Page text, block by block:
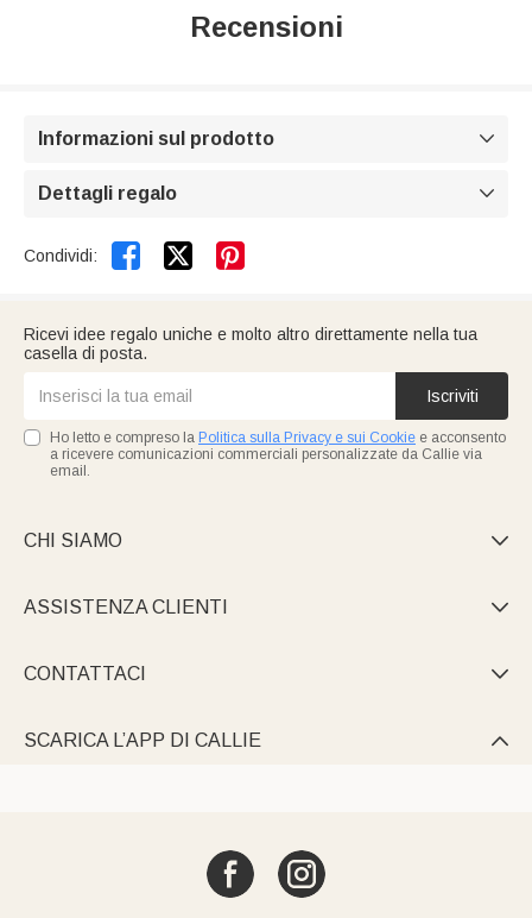
Recensioni
Informazioni sul prodotto 
Dettagli regalo 
Condividi:  
Ricevi idee regalo uniche e molto altro direttamente nella tua
casella di posta.
Iscriviti
Ho letto e compreso la Politica sulla Privacy e sui Cookie e acconsento
a ricevere comunicazioni commerciali personalizzate da Callie via
email.
CHI SIAMO 
ASSISTENZA CLIENTI 
CONTATTACI 
SCARICA L’APP DI CALLIE 